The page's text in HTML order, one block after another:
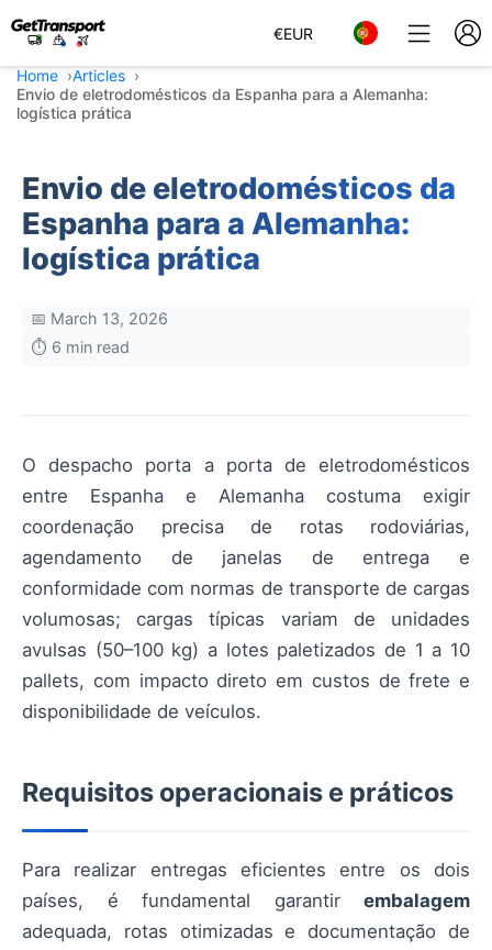
€EUR
Home
Articles
Envio de eletrodomésticos da Espanha para a Alemanha:
logística prática
Envio de eletrodomésticos da
Espanha para a Alemanha:
logística prática
📅 March 13, 2026
⏱️ 6 min read
O despacho porta a porta de eletrodomésticos
entre Espanha e Alemanha costuma exigir
coordenação precisa de rotas rodoviárias,
agendamento de janelas de entrega e
conformidade com normas de transporte de cargas
volumosas; cargas típicas variam de unidades
avulsas (50–100 kg) a lotes paletizados de 1 a 10
pallets, com impacto direto em custos de frete e
disponibilidade de veículos.
Requisitos operacionais e práticos
Para realizar entregas eficientes entre os dois
países, é fundamental garantir embalagem
adequada, rotas otimizadas e documentação de